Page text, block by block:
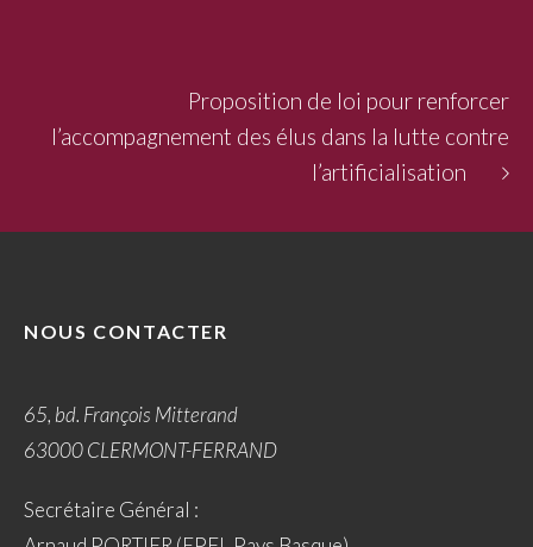
Proposition de loi pour renforcer
l’accompagnement des élus dans la lutte contre
l’artificialisation
NOUS CONTACTER
65, bd. François Mitterand
63000 CLERMONT-FERRAND
Secrétaire Général :